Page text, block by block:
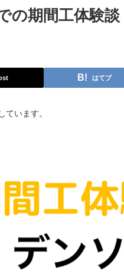
の期間工体験談
はてブ
ています。